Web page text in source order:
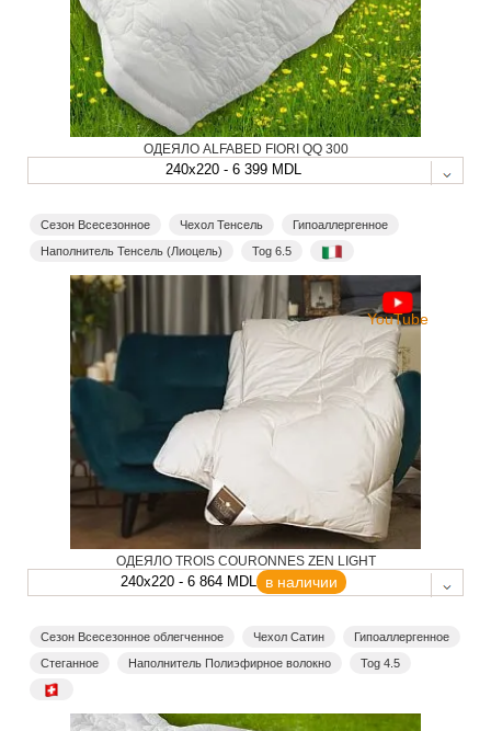
ОДЕЯЛО ALFABED FIORI QQ 300
240x220 - 6 399 MDL
Сезон Всесезонное Чехол Тенсель
Гипоаллергенное
Наполнитель Тенсель (Лиоцель)
Tog 6.5
YouTube
ОДЕЯЛО TROIS COURONNES ZEN LIGHT
240x220 - 6 864 MDL в наличии
Сезон Всесезонное облегченное Чехол Сатин
Гипоаллергенное
Стеганное
Наполнитель Полиэфирное волокно Tog 4.5